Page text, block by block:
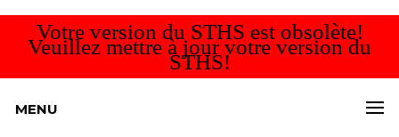
Votre version du STHS est obsolète!
Veuillez mettre à jour votre version du
STHS!
MENU